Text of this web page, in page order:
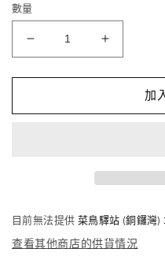
數量
imarflex
保
溫
imarflex
物
保
溫
加
目前無法提供 菜鳥驛站 (銅鑼灣)
查看其他商店的供貨情況